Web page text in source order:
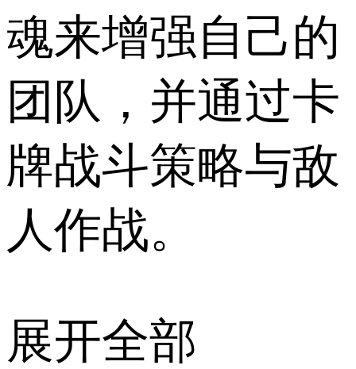
魂来增强自己的
团队，并通过卡
牌战斗策略与敌
人作战。 ‌‌
展开全部